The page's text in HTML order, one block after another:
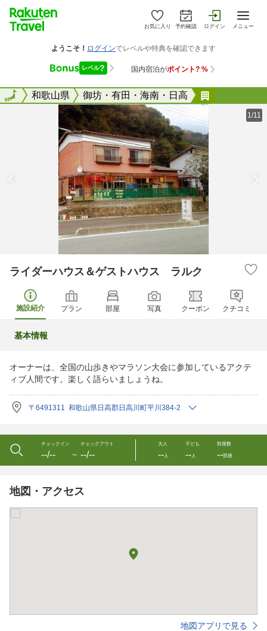
お気に入り 予約確認 ログイン メニュー
全国和歌山県 御坊・有田・海南・日高
全国
1/11
ライダーハウス＆ゲストハウス ラルク
施設紹介 プラン 部屋 写真 クーポン クチコミ
基本情報
オーナーは、全国の山歩きやマラソン大会に参加しているアクテ
ィブ人間です。楽しく語らいましょうね。
〒6491311 和歌山県日高郡日高川町平川384-2
チェックイン
--/-- 〜
チェックアウト
--/--
大人
--人
子ども
--人
部屋数
--部屋
地図・アクセス
地図アプリで見る